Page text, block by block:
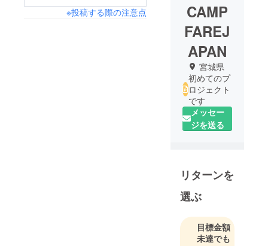
※投稿する際の注意点
CAMP
FAREJ
APAN
宮城県
初めてのプ
ロジェクト
です
メッセー
ジを送る
リターンを
選ぶ
目標金額
未達でも